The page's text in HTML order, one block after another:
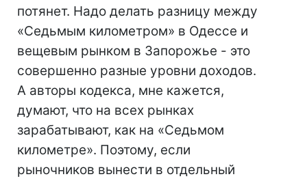
потянет. Надо делать разницу между
«Седьмым километром» в Одессе и
вещевым рынком в Запорожье - это
совершенно разные уровни доходов.
А авторы кодекса, мне кажется,
думают, что на всех рынках
зарабатывают, как на «Седьмом
километре». Поэтому, если
рыночников вынести в отдельный